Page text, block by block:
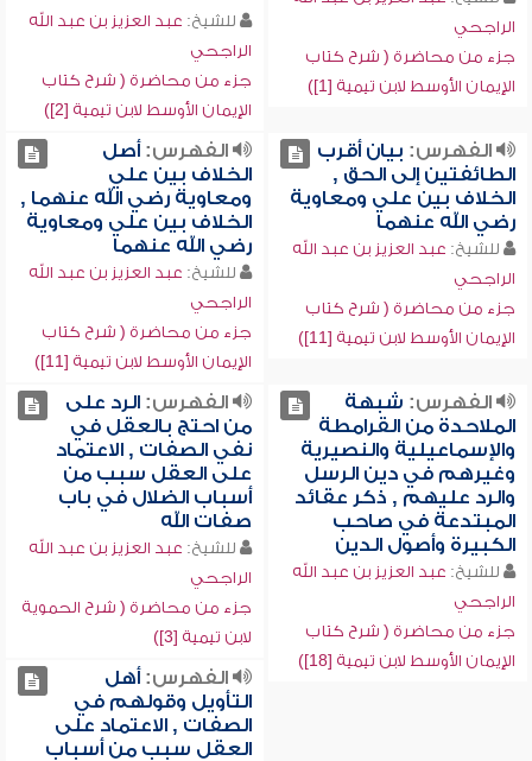
الراجحي
جزء من محاضرة ( شرح كتاب
الإيمان الأوسط لابن تيمية [1])
للشيخ: عبد العزيز بن عبد الله
الراجحي
جزء من محاضرة ( شرح كتاب
الإيمان الأوسط لابن تيمية [2])
الفهرس: بيان أقرب
الطائفتين إلى الحق ,
الخلاف بين علي ومعاوية
رضي الله عنهما
للشيخ: عبد العزيز بن عبد الله
الراجحي
جزء من محاضرة ( شرح كتاب
الإيمان الأوسط لابن تيمية [11])
الفهرس:أصل
الخلاف بين علي
ومعاوية رضي الله عنهما ,
الخلاف بين علي ومعاوية
رضي الله عنهما
للشيخ: عبد العزيز بن عبد الله
الراجحي
جزء من محاضرة ( شرح كتاب
الإيمان الأوسط لابن تيمية [11])
الفهرس: شبهة
الملاحدة من القرامطة
والإسماعيلية والنصيرية
وغيرهم في دين الرسل
والرد عليهم , ذكر عقائد
المبتدعة في صاحب
الكبيرة وأصول الدين
للشيخ: عبد العزيز بن عبد الله
الراجحي
جزء من محاضرة ( شرح كتاب
الإيمان الأوسط لابن تيمية [18])
الفهرس:الرد على
من احتج بالعقل في
نفي الصفات , الاعتماد
على العقل سبب من
أسباب الضلال في باب
صفات الله
للشيخ: عبد العزيز بن عبد الله
الراجحي
جزء من محاضرة ( شرح الحموية
لابن تيمية [3])
الفهرس:أهل
التأويل وقولهم في
الصفات , الاعتماد على
العقل سبب من أسباب